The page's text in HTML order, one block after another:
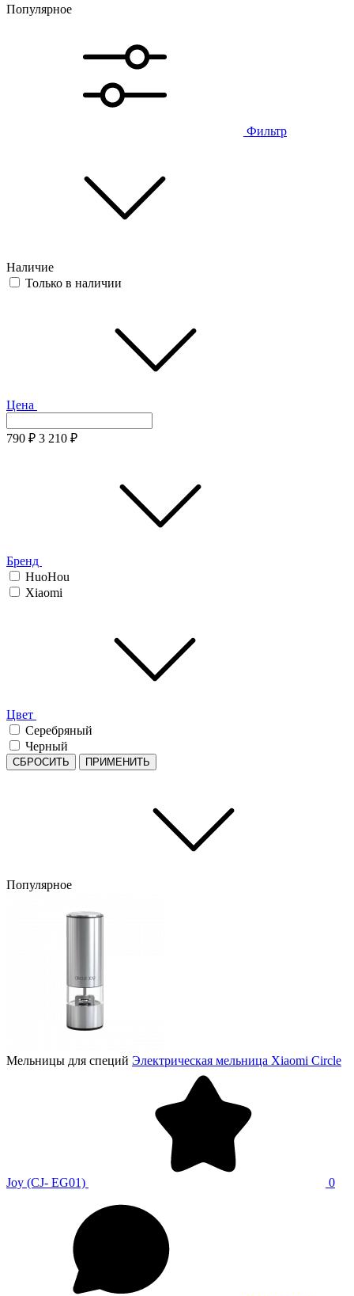
Популярное
Фильтр
Наличие
Только в наличии
Цена
790 ₽ 3 210 ₽
Бренд
HuoHou
Xiaomi
Цвет
Серебряный
Черный
СБРОСИТЬ ПРИМЕНИТЬ
Популярное
Мельницы для специй Электрическая мельница Xiaomi Circle
Joy (CJ- EG01) 0